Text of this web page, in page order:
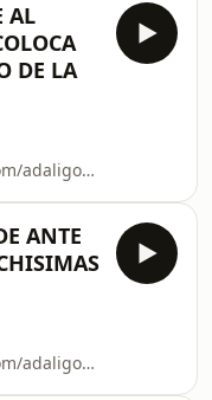
AL
DE LA
adaligonzalez_/X:
ANTE
adaligonzalez_/X: